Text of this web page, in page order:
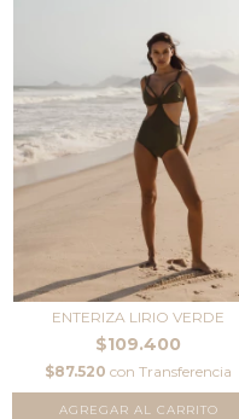
ENTERIZA LIRIO VERDE
$109.400
$87.520 con Transferencia
AGREGAR AL CARRITO